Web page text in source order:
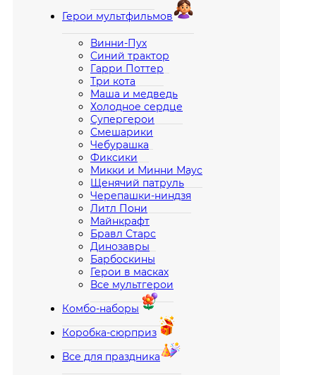
Герои мультфильмов
Винни-Пух
Синий трактор
Гарри Поттер
Три кота
Маша и медведь
Холодное сердце
Супергерои
Смешарики
Чебурашка
Фиксики
Микки и Минни Маус
Щенячий патруль
Черепашки-ниндзя
Литл Пони
Майнкрафт
Бравл Старс
Динозавры
Барбоскины
Герои в масках
Все мультгерои
Комбо-наборы
Коробка-сюрприз
Все для праздника